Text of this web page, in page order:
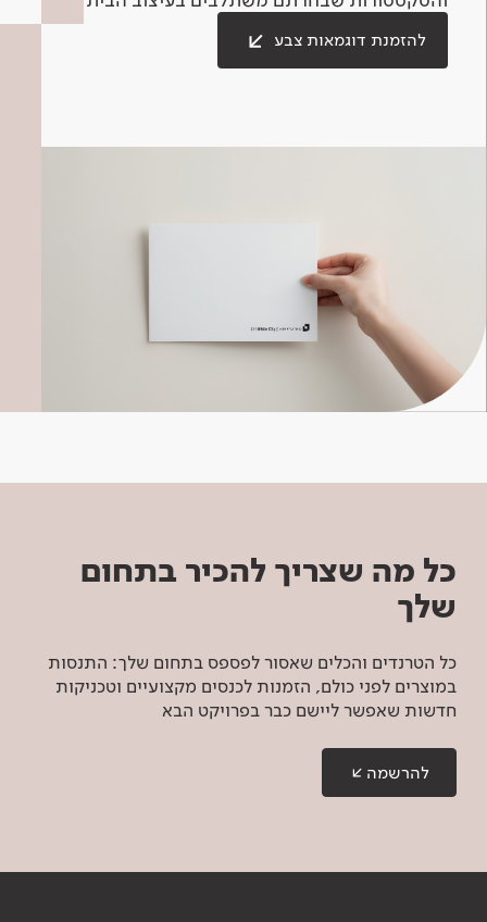
להזמנת דוגמאות צבע
כל מה שצריך להכיר בתחום
שלך
כל הטרנדים והכלים שאסור לפספס בתחום שלך: התנסות
במוצרים לפני כולם, הזמנות לכנסים מקצועיים וטכניקות
חדשות שאפשר ליישם כבר בפרויקט הבא
להרשמה